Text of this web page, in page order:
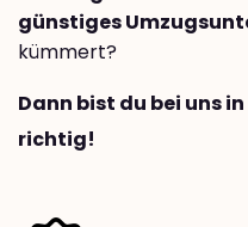
günstiges
kümmert?
Dann bist du bei uns
richtig!